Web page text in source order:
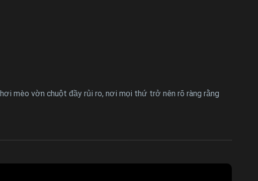
mèo vờn chuột đầy rủi ro, nơi mọi thứ trở nên rõ ràng rằng